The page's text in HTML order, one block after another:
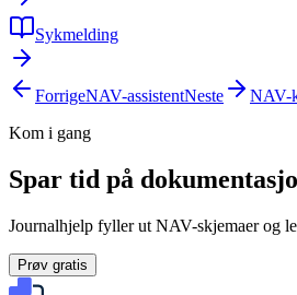
Sykmelding
ForrigeNAV-assistentNeste
NAV-
Kom i gang
Spar tid på
Journalhjelp fyller ut NAV-skjemaer og
Prøv gratis